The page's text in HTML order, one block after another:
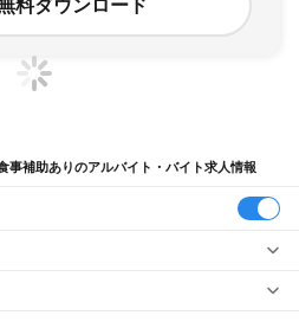
料ダウンロード
事補助ありのアルバイト・バイト求人情報